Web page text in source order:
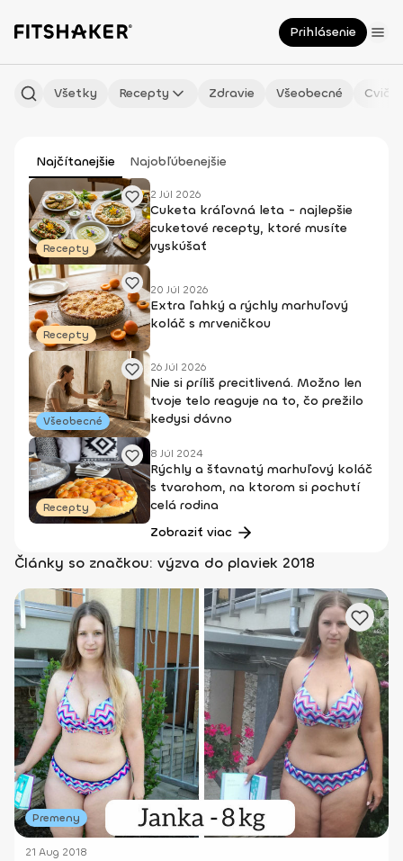
Prihlásenie
Všetky Recepty Zdravie Všeobecné
Najčítanejšie Najobľúbenejšie
Recepty
2 Júl 2026
Cuketa kráľovná leta - najlepšie
cuketové recepty, ktoré musíte
vyskúšať
Recepty
20 Júl 2026
Extra ľahký a rýchly marhuľový
koláč s mrveničkou
Všeobecné
26 Júl 2026
Nie si príliš precitlivená. Možno len
tvoje telo reaguje na to, čo prežilo
kedysi dávno
Recepty
8 Júl 2024
Rýchly a šťavnatý marhuľový koláč
s tvarohom, na ktorom si pochutí
celá rodina
Zobraziť viac
Články so značkou: výzva do plaviek 2018
Premeny
21 Aug 2018